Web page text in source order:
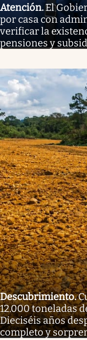
Atención.El
por casa con
verificar la
pensiones y
Descubrimiento.
12.000 toneladas
Dieciséis años
completo y